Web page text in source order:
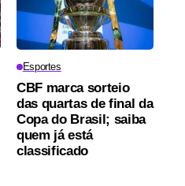
Esportes
CBF marca sorteio
das quartas de final da
Copa do Brasil; saiba
quem já está
classificado